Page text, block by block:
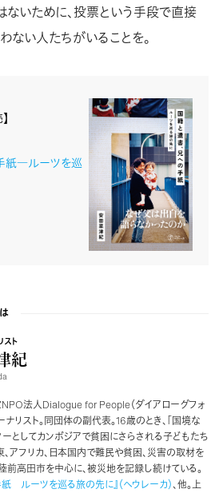
ないために、投票という手段で直接
ない人たちがいることを。
紙―ルーツを巡
スト
紀
法人Dialogue for People（ダイアローグフォ
リスト。同団体の副代表。16歳のとき、「国境な
としてカンボジアで貧困にさらされる子どもたち
、アフリカ、日本国内で難民や貧困、災害の取材を
高田市を中心に、被災地を記録し続けている。
ルーツを巡る旅の先に』（ヘウレーカ）、他。上